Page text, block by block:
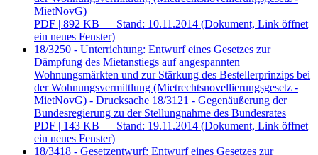
MietNovG)
PDF | 892 KB — Stand: 10.11.2014 (Dokument, Link öffnet
ein neues Fenster)
18/3250 - Unterrichtung: Entwurf eines Gesetzes zur
Dämpfung des Mietanstiegs auf angespannten
Wohnungsmärkten und zur Stärkung des Bestellerprinzips bei
der Wohnungsvermittlung (Mietrechtsnovellierungsgesetz -
MietNovG) - Drucksache 18/3121 - Gegenäußerung der
Bundesregierung zu der Stellungnahme des Bundesrates
PDF | 143 KB — Stand: 19.11.2014 (Dokument, Link öffnet
ein neues Fenster)
18/3418 - Gesetzentwurf: Entwurf eines Gesetzes zur